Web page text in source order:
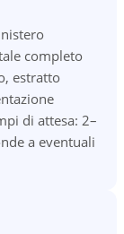
completo
estratto
di attesa: 2–
a eventuali